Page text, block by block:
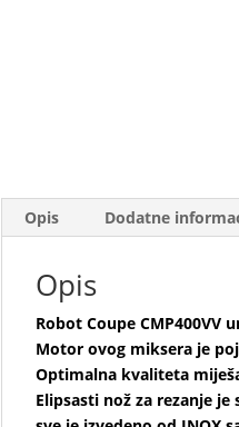
Opis Dodatne
Opis
Robot Coupe CMP400VV
Motor ovog miksera je
Optimalna kvaliteta
Elipsasti nož za rezanje